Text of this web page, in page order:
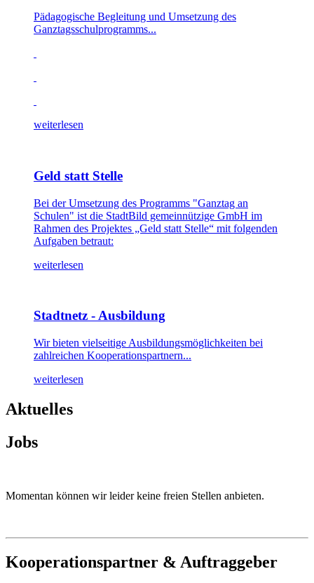
Pädagogische Begleitung und Umsetzung des
Ganztagsschulprogramms...
weiterlesen
Geld statt Stelle
Bei der Umsetzung des Programms "Ganztag an
Schulen" ist die StadtBild gemeinnützige GmbH im
Rahmen des Projektes „Geld statt Stelle“ mit folgenden
Aufgaben betraut:
weiterlesen
Stadtnetz - Ausbildung
Wir bieten vielseitige Ausbildungsmöglichkeiten bei
zahlreichen Kooperationspartnern...
weiterlesen
Aktuelles
Jobs
Momentan können wir leider keine freien Stellen anbieten.
Kooperationspartner & Auftraggeber